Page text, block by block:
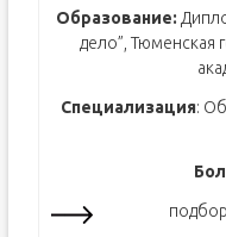
Образование:
дело”, Тюменская
Специализация: